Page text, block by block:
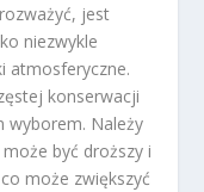
jest
niezwykle
atmosferyczne.
konserwacji
wyborem. Należy
być droższy i
może zwiększyć